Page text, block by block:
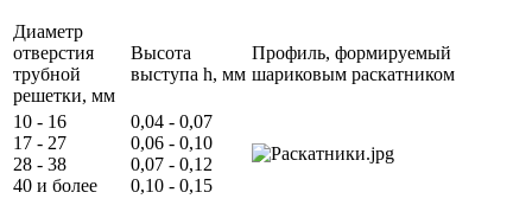
Диаметр
отверстия
трубной
решетки, мм
Высота
выступа h, мм
Профиль, формируемый
шариковым раскатником
10 - 16
17 - 27
28 - 38
40 и более
0,04 - 0,07
0,06 - 0,10
0,07 - 0,12
0,10 - 0,15